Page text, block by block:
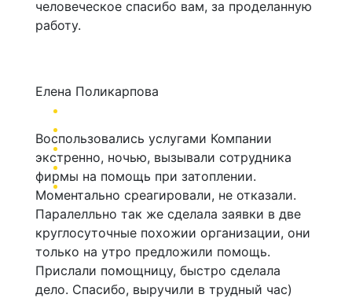
человеческое спасибо вам, за проделанную
работу.
Воспользовались услугами Компании
экстренно, ночью, вызывали сотрудника
фирмы на помощь при затоплении.
Моментально среагировали, не отказали.
Паралелльно так же сделала заявки в две
круглосуточные похожии организации, они
только на утро предложили помощь.
Прислали помощницу, быстро сделала
дело. Спасибо, выручили в трудный час)
Елена Поликарпова